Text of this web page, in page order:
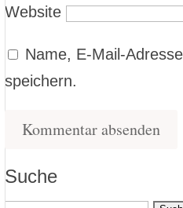
Website
Name, E-Mail-
speichern.
Suche